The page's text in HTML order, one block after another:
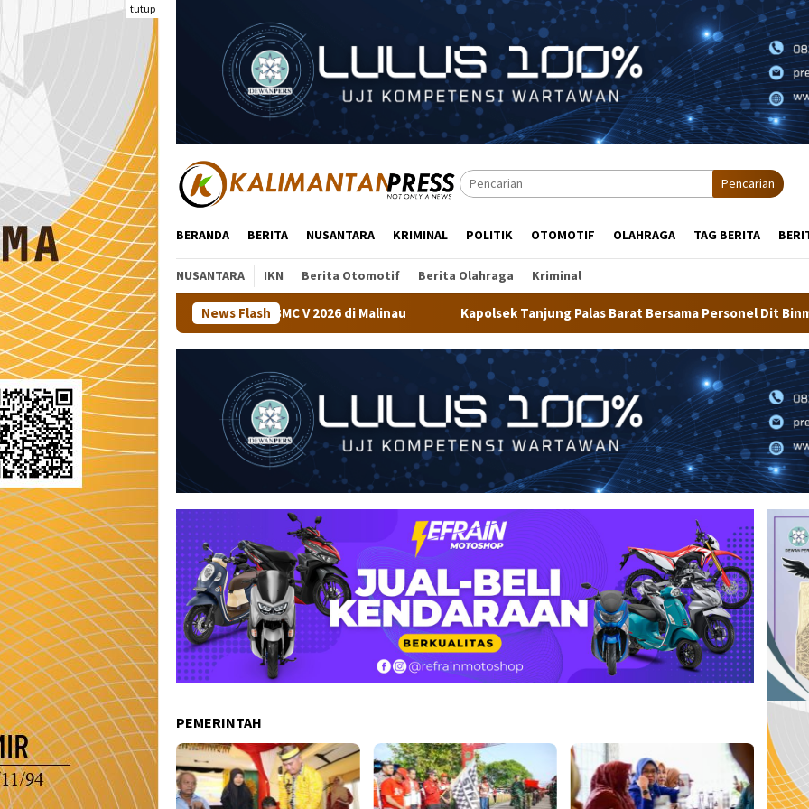
tutup
Pencarian
BERANDA BERITA NUSANTARA KRIMINAL POLITIK OTOMOTIF OLAHRAGA TAG BERITA
NUSANTARA IKN Berita Otomotif Berita Olahraga Kriminal
News Flash
Tenis Meja BMC V 2026 di Malinau Kapolsek Tanjung Palas Barat Bersama Personel Dit Binmas Polda Kaltara Salurkan
PEMERINTAH